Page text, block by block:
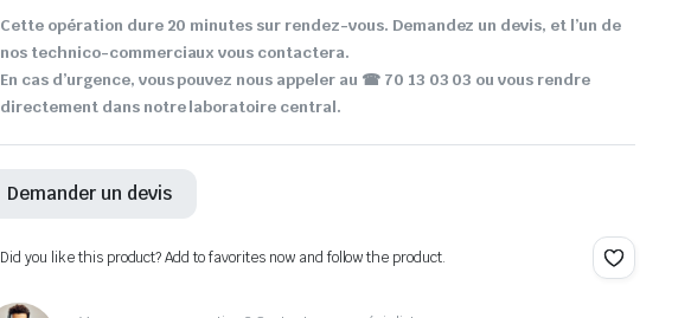
Cette opération dure 20 minutes sur rendez-vous. Demandez un devis, et l’un de
nos technico-commerciaux vous contactera.
En cas d’urgence, vous pouvez nous appeler au ☎ 70 13 03 03 ou vous rendre
directement dans notre laboratoire central.
Demander un devis
Did you like this product? Add to favorites now and follow the product.